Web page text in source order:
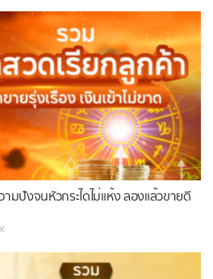
มปังจนหัวกระไดไม่แห้ง ลองแล้วขายดี